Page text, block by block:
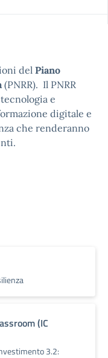
del Piano
(PNRR). Il PNRR
e
digitale e
che renderanno
(IC
3.2: